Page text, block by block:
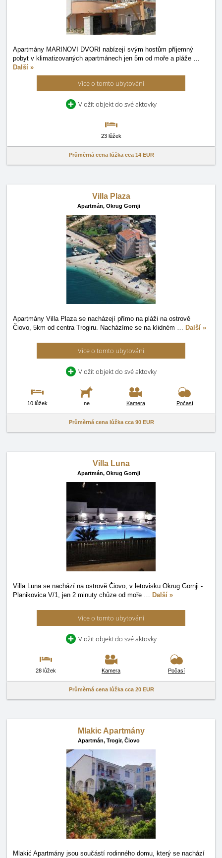
Apartmány MARINOVI DVORI nabízejí svým hostům příjemný
pobyt v klimatizovaných apartmánech jen 5m od moře a pláže …
Další »
Více o tomto ubytování
Vložit objekt do své aktovky
23 lůžek
Průměrná cena lůžka cca 14 EUR
Villa Plaza
Apartmán, Okrug Gornji
Apartmány Villa Plaza se nacházejí přímo na pláži na ostrově
Čiovo, 5km od centra Trogiru. Nacházíme se na klidném … Další »
Více o tomto ubytování
Vložit objekt do své aktovky
10 lůžek ne Kamera Počasí
Průměrná cena lůžka cca 90 EUR
Villa Luna
Apartmán, Okrug Gornji
Villa Luna se nachází na ostrově Čiovo, v letovisku Okrug Gornji -
Planikovica V/1, jen 2 minuty chůze od moře … Další »
Více o tomto ubytování
Vložit objekt do své aktovky
28 lůžek Kamera Počasí
Průměrná cena lůžka cca 20 EUR
Mlakic Apartmány
Apartmán, Trogir, Čiovo
Mlakić Apartmány jsou součástí rodinného domu, který se nachází